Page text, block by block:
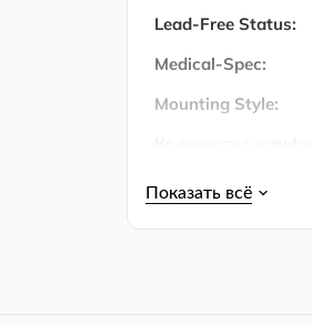
Lead-Free Status:
Medical-Spec:
Mounting Style:
Number of Positions: